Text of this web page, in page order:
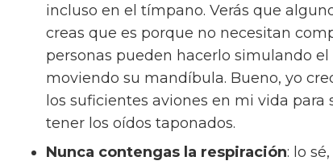
incluso en el tímpano. Verás que
creas que es porque no necesitan
personas pueden hacerlo simulando
moviendo su mandíbula. Bueno, yo
los suficientes aviones en mi vida
tener los oídos taponados.
Nunca contengas la respiración: lo